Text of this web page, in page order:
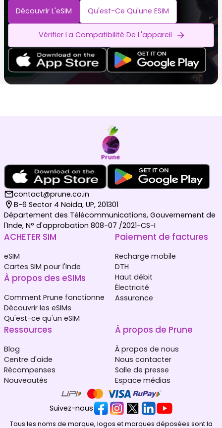
Découvrir L'eSIM Qu'est-Ce Qu'une ESIM
Vérifier La Compatibilité De L'appareil
contact@prune.co.in
B-6 Sector 4 Noida, UP, 201301
Département des Télécommunications, Gouvernement de
l'Inde, N° d'approbation 808-07 /2021-CS-I
ACHETER SIM
eSIM
Cartes SIM pour l'Inde
À propos des eSIMs
Comment Prune fonctionne
Découvrir les eSIMs
Qu'est-ce qu'un eSIM
Paiement de factures
Recharge mobile
DTH
Haut débit
Électricité
Assurance
Ressources
Blog
Centre d'aide
Récompenses
Nouveautés
À propos de Prune
À propos de nous
Nous contacter
Salle de presse
Espace médias
Suivez-nous
Tous les noms de marque, logos et marques déposées sont la